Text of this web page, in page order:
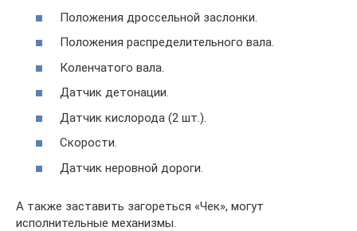
Положения дроссельной заслонки.
Положения распределительного вала.
Коленчатого вала.
Датчик детонации.
Датчик кислорода (2 шт.).
Скорости.
Датчик неровной дороги.
А также заставить загореться «Чек», могут
исполнительные механизмы.